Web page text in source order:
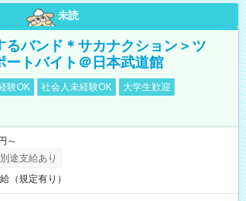
未読
るバンド＊サカナクション＞ツ
ートバイト＠日本武道館
験OK 社会人未経験OK
大学生歓迎
～
途支給あり
（規定有り）